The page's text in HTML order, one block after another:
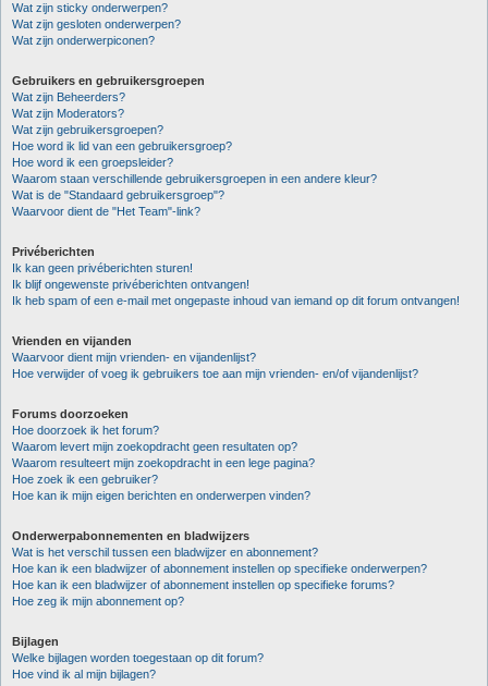
Wat zijn sticky onderwerpen?
Wat zijn gesloten onderwerpen?
Wat zijn onderwerpiconen?
Gebruikers en gebruikersgroepen
Wat zijn Beheerders?
Wat zijn Moderators?
Wat zijn gebruikersgroepen?
Hoe word ik lid van een gebruikersgroep?
Hoe word ik een groepsleider?
Waarom staan verschillende gebruikersgroepen in een andere kleur?
Wat is de "Standaard gebruikersgroep"?
Waarvoor dient de "Het Team"-link?
Privéberichten
Ik kan geen privéberichten sturen!
Ik blijf ongewenste privéberichten ontvangen!
Ik heb spam of een e-mail met ongepaste inhoud van iemand op dit forum ontvangen!
Vrienden en vijanden
Waarvoor dient mijn vrienden- en vijandenlijst?
Hoe verwijder of voeg ik gebruikers toe aan mijn vrienden- en/of vijandenlijst?
Forums doorzoeken
Hoe doorzoek ik het forum?
Waarom levert mijn zoekopdracht geen resultaten op?
Waarom resulteert mijn zoekopdracht in een lege pagina?
Hoe zoek ik een gebruiker?
Hoe kan ik mijn eigen berichten en onderwerpen vinden?
Onderwerpabonnementen en bladwijzers
Wat is het verschil tussen een bladwijzer en abonnement?
Hoe kan ik een bladwijzer of abonnement instellen op specifieke onderwerpen?
Hoe kan ik een bladwijzer of abonnement instellen op specifieke forums?
Hoe zeg ik mijn abonnement op?
Bijlagen
Welke bijlagen worden toegestaan op dit forum?
Hoe vind ik al mijn bijlagen?